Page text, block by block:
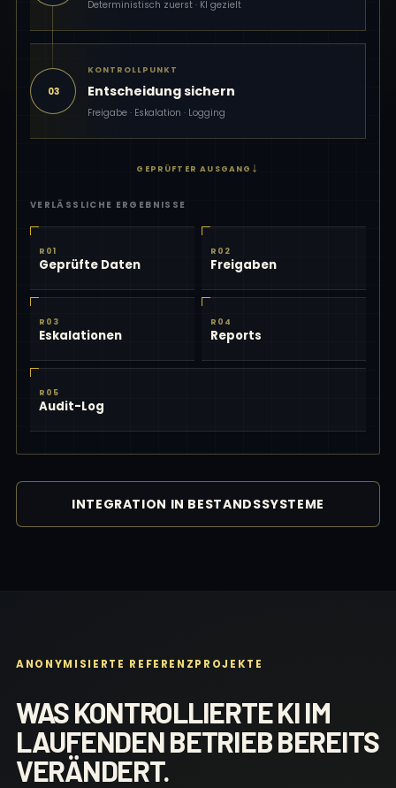
Deterministisch zuerst · KI gezielt
03
KONTROLLPUNKT
Entscheidung sichern
Freigabe · Eskalation · Logging
GEPRÜFTER AUSGANG ↓
VERLÄSSLICHE ERGEBNISSE
R01
Geprüfte Daten
R02
Freigaben
R03
Eskalationen
R04
Reports
R05
Audit-Log
INTEGRATION IN BESTANDSSYSTEME
ANONYMISIERTE REFERENZPROJEKTE
WAS KONTROLLIERTE KI IM
LAUFENDEN BETRIEB BEREITS
VERÄNDERT.